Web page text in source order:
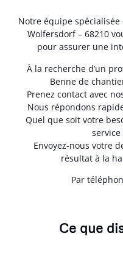
Notre équipe
Wolfersdorf – 68210
pour assurer une
À la recherche d’un
Benne de
Prenez contact avec
Nous répondons
Quel que soit votre
Envoyez-nous votre
résultat à la
Par
Ce que